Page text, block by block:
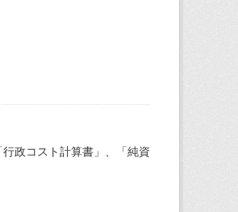
政コスト計算書」、「純資